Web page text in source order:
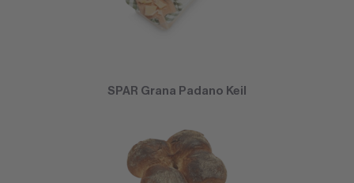
SPAR Grana Padano Keil